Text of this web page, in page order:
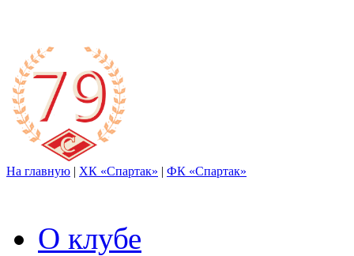
На главную | ХК «Спартак» | ФК «Спартак»
О клубе